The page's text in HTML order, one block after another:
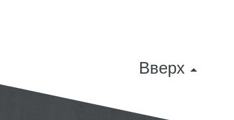
Вверх